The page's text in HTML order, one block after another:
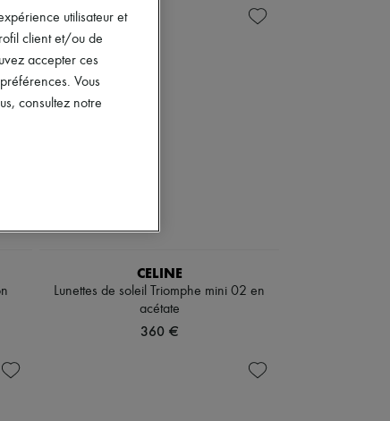
CELINE
Lunettes de soleil Triomphe mini 02 en
acétate
360 €
utilisateur et
client et/ou de
accepter ces
Vous
consultez notre